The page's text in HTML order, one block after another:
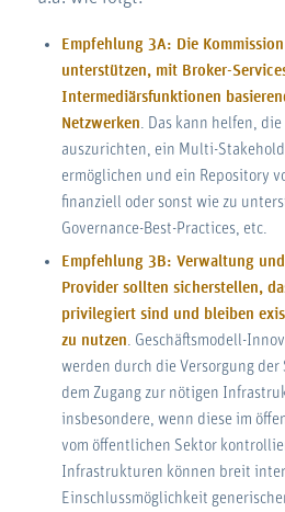
Empfehlung 3A: Die
unterstützen, mit Broker-
Intermediärsfunktionen
Netzwerken . Das kann helfen,
auszurichten, ein Multi-
ermöglichen und ein Repository
finanziell oder sonst wie zu
Governance-Best-Practices, etc.
Empfehlung 3B: Verwaltung
Provider sollten sicherstellen,
privilegiert sind und bleiben
zu nutzen . Geschäftsmodell-
werden durch die Versorgung
dem Zugang zur nötigen
insbesondere, wenn diese im
vom öffentlichen Sektor
Infrastrukturen können breit
Einschlussmöglichkeit